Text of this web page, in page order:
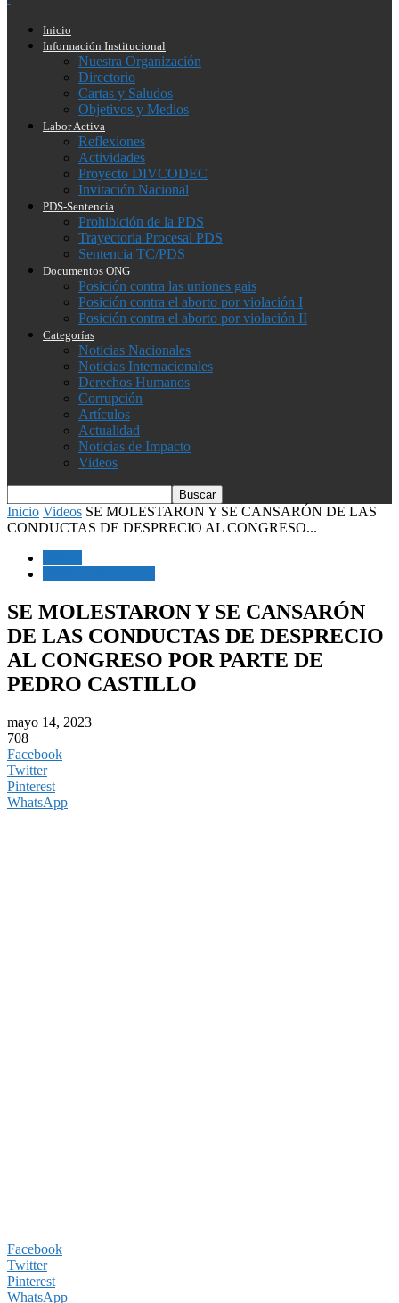
Inicio
Información Institucional
Nuestra Organización
Directorio
Cartas y Saludos
Objetivos y Medios
Labor Activa
Reflexiones
Actividades
Proyecto DIVCODEC
Invitación Nacional
PDS-Sentencia
Prohibición de la PDS
Trayectoria Procesal PDS
Sentencia TC/PDS
Documentos ONG
Posición contra las uniones gais
Posición contra el aborto por violación I
Posición contra el aborto por violación II
Categorías
Noticias Nacionales
Noticias Internacionales
Derechos Humanos
Corrupción
Artículos
Actualidad
Noticias de Impacto
Videos
Inicio Videos SE MOLESTARON Y SE CANSARÓN DE LAS
CONDUCTAS DE DESPRECIO AL CONGRESO...
SE MOLESTARON Y SE CANSARÓN
DE LAS CONDUCTAS DE DESPRECIO
AL CONGRESO POR PARTE DE
PEDRO CASTILLO
mayo 14, 2023
708
Facebook
Twitter
Pinterest
WhatsApp
Facebook
Twitter
Pinterest
WhatsApp